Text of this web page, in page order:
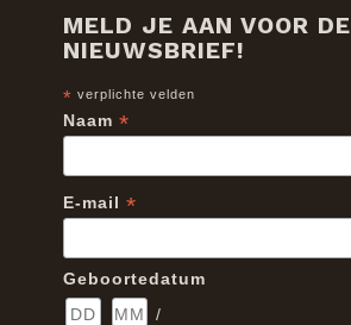
MELD JE AAN VOOR DE
NIEUWSBRIEF!
* verplichte velden
Naam *
E-mail *
Geboortedatum
/